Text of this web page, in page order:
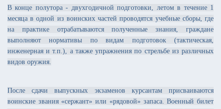
В конце полутора - двухгодичной подготовки, летом в течение 1
месяца в одной из воинских частей проводятся учебные сборы, где
на практике отрабатываются полученные знания, граждане
выполняют нормативы по видам подготовок (тактическая,
инженерная и т.п.), а также упражнения по стрельбе из различных
видов оружия.
После сдачи выпускных экзаменов курсантам присваиваются
воинские звания «сержант» или «рядовой» запаса. Военный билет